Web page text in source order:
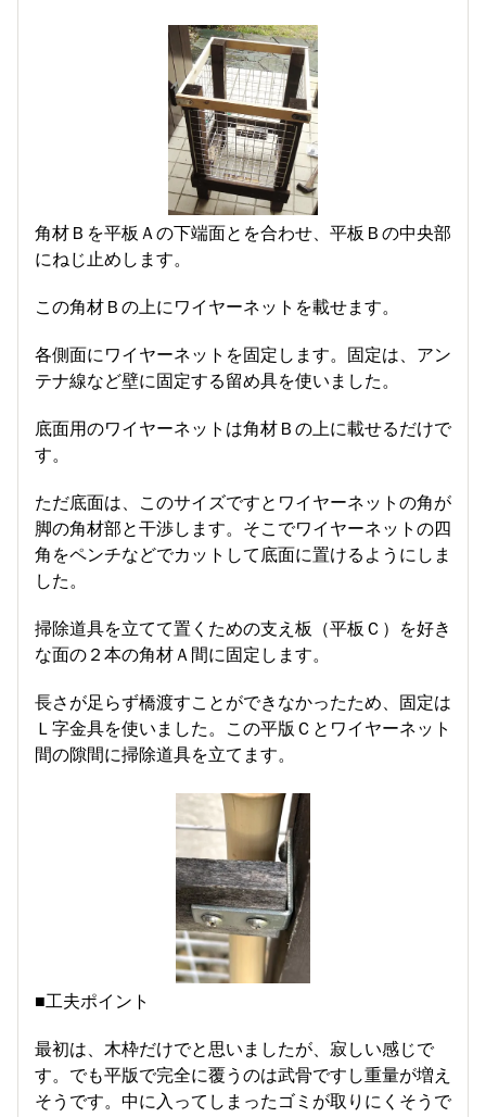
角材Ｂを平板Ａの下端面とを合わせ、平板Ｂの中央部
にねじ止めします。
この角材Ｂの上にワイヤーネットを載せます。
各側面にワイヤーネットを固定します。固定は、アン
テナ線など壁に固定する留め具を使いました。
底面用のワイヤーネットは角材Ｂの上に載せるだけで
す。
ただ底面は、このサイズですとワイヤーネットの角が
脚の角材部と干渉します。そこでワイヤーネットの四
角をペンチなどでカットして底面に置けるようにしま
した。
掃除道具を立てて置くための支え板（平板Ｃ）を好き
な面の２本の角材Ａ間に固定します。
長さが足らず橋渡すことができなかったため、固定は
Ｌ字金具を使いました。この平版Ｃとワイヤーネット
間の隙間に掃除道具を立てます。
■工夫ポイント
最初は、木枠だけでと思いましたが、寂しい感じで
す。でも平版で完全に覆うのは武骨ですし重量が増え
そうです。中に入ってしまったゴミが取りにくそうで